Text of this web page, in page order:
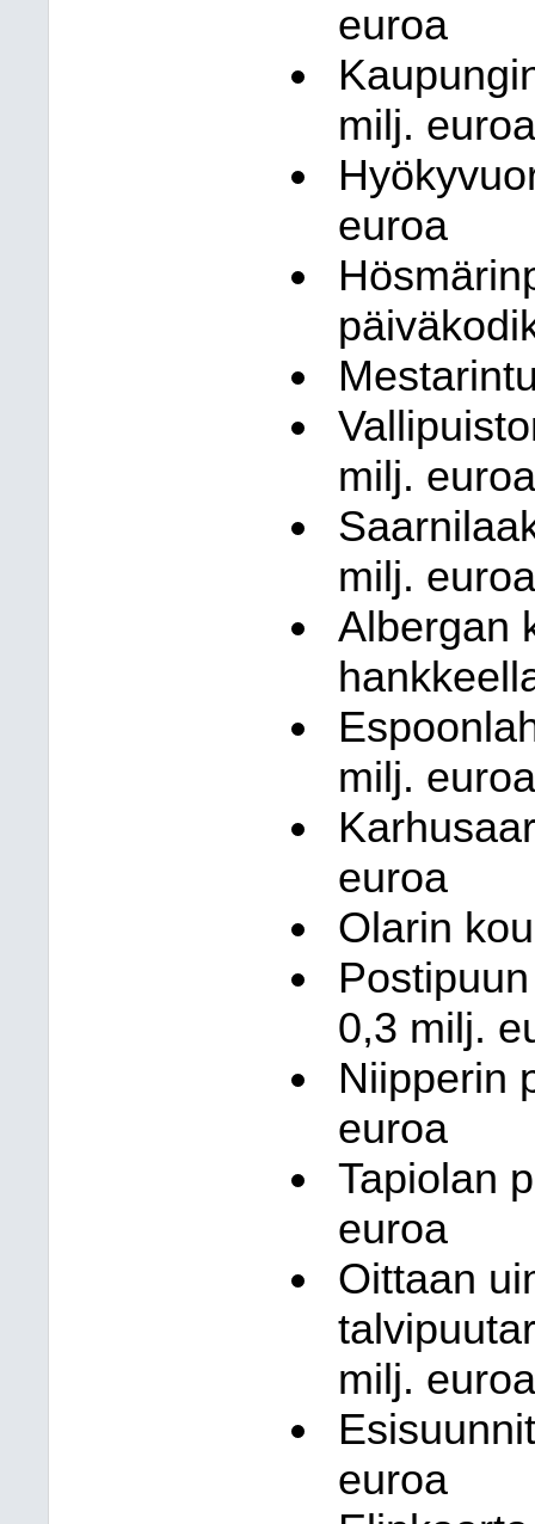
euroa
milj. euroa
euroa
milj. euroa
milj. euroa
Albergan
milj. euroa
euroa
Olarin
0,3 milj.
Niipperin
euroa
Tapiolan
euroa
Oittaan
milj. euroa
euroa